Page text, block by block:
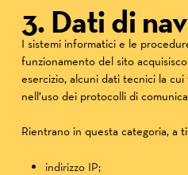
3. Dati di
I sistemi informatici e le
funzionamento del sito
esercizio, alcuni dati tecnici la cui
nell’uso dei protocolli di
Rientrano in questa categoria, a
indirizzo IP;